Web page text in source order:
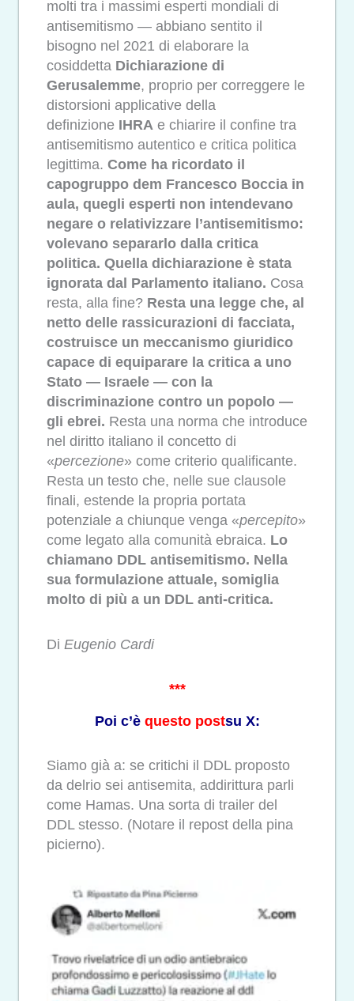
molti tra i massimi esperti mondiali di
antisemitismo — abbiano sentito il
bisogno nel 2021 di elaborare la
cosiddetta Dichiarazione di
Gerusalemme, proprio per correggere le
distorsioni applicative della
definizione IHRA e chiarire il confine tra
antisemitismo autentico e critica politica
legittima. Come ha ricordato il
capogruppo dem Francesco Boccia in
aula, quegli esperti non intendevano
negare o relativizzare l’antisemitismo:
volevano separarlo dalla critica
politica. Quella dichiarazione è stata
ignorata dal Parlamento italiano. Cosa
resta, alla fine? Resta una legge che, al
netto delle rassicurazioni di facciata,
costruisce un meccanismo giuridico
capace di equiparare la critica a uno
Stato — Israele — con la
discriminazione contro un popolo —
gli ebrei. Resta una norma che introduce
nel diritto italiano il concetto di
«percezione» come criterio qualificante.
Resta un testo che, nelle sue clausole
finali, estende la propria portata
potenziale a chiunque venga «percepito»
come legato alla comunità ebraica. Lo
chiamano DDL antisemitismo. Nella
sua formulazione attuale, somiglia
molto di più a un DDL anti-critica.
Di Eugenio Cardi
***
Poi c’è questo postsu X:
Siamo già a: se critichi il DDL proposto
da delrio sei antisemita, addirittura parli
come Hamas. Una sorta di trailer del
DDL stesso. (Notare il repost della pina
picierno).